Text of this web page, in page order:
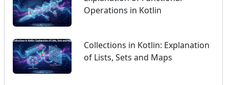
Operations in Kotlin
Collections in Kotlin: Explanation
of Lists, Sets and Maps